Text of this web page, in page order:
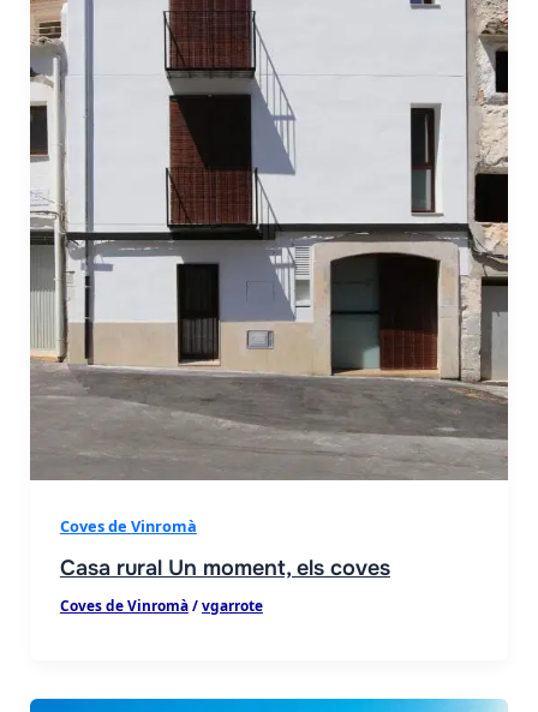
Coves de Vinromà
Casa rural Un moment, els coves
Coves de Vinromà/vgarrote